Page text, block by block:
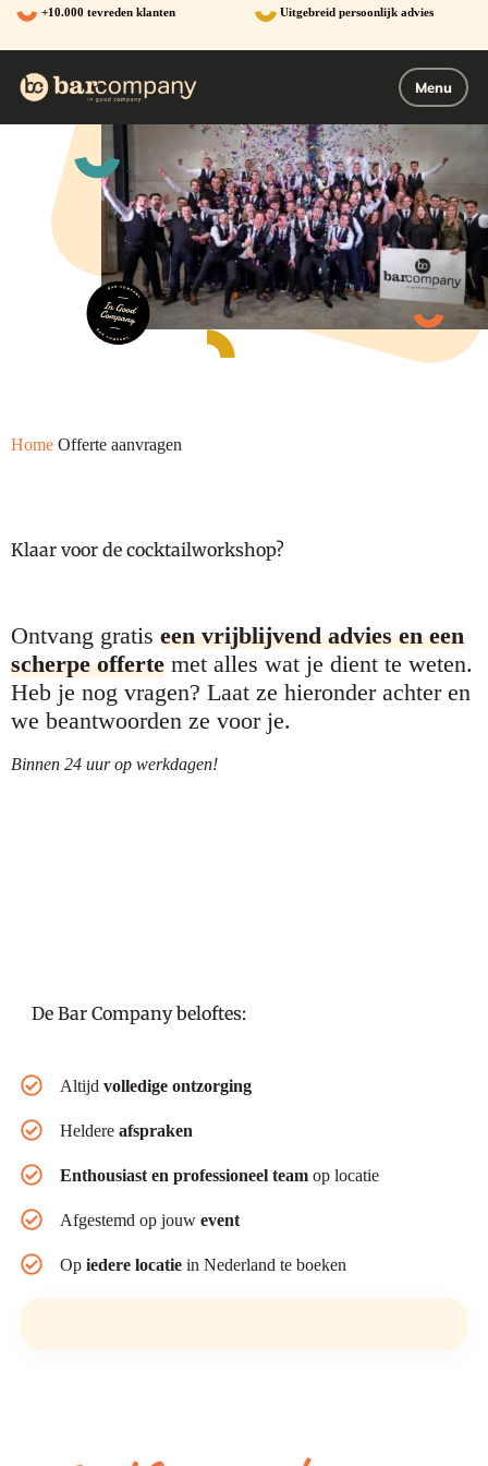
Ga
naar
de
Menu
+10.000 tevreden klanten Uitgebreid persoonlijk advies
Home Offerte aanvragen
Klaar voor de cocktailworkshop?
Ontvang gratis een vrijblijvend advies en een
scherpe offerte met alles wat je dient te weten.
Heb je nog vragen? Laat ze hieronder achter en
we beantwoorden ze voor je.
Binnen 24 uur op werkdagen!
De Bar Company beloftes:
Altijdvolledige ontzorging
Heldereafspraken
Enthousiast en professioneel team op locatie
Afgestemd op jouwevent
Opiedere locatie in Nederland te boeken